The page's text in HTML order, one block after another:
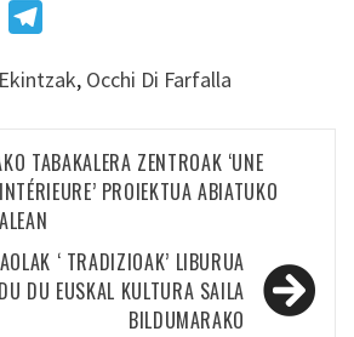
WhatsApp
, Occhi Di Farfalla
TABAKALERA ZENTROAK ‘UNE
PROIEKTUA ABIATUKO
‘ TRADIZIOAK’ LIBURUA
DU EUSKAL KULTURA SAILA
BILDUMARAKO